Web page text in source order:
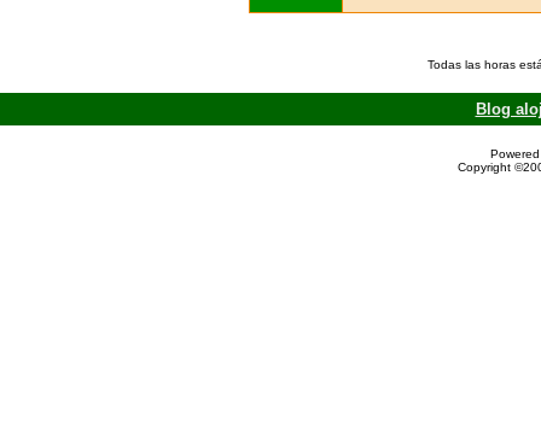
Todas las horas
Blog
Copyright